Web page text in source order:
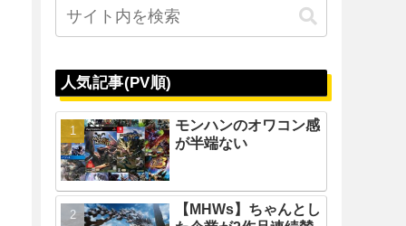
人気記事(PV順)
モンハンのオワコン感
が半端ない
【MHWs】ちゃんとし